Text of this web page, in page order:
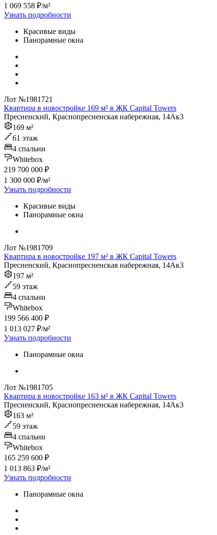
1 069 558 ₽/м²
Узнать подробности
Красивые виды
Панорамные окна
Лот №1981721
Квартира в новостройке 169 м² в ЖК Capital Towers
Пресненский, Краснопресненская набережная, 14Ак3
169 м²
61 этаж
4 спальни
Whitebox
219 700 000 ₽
1 300 000 ₽/м²
Узнать подробности
Красивые виды
Панорамные окна
Лот №1981709
Квартира в новостройке 197 м² в ЖК Capital Towers
Пресненский, Краснопресненская набережная, 14Ак3
197 м²
59 этаж
4 спальни
Whitebox
199 566 400 ₽
1 013 027 ₽/м²
Узнать подробности
Панорамные окна
Лот №1981705
Квартира в новостройке 163 м² в ЖК Capital Towers
Пресненский, Краснопресненская набережная, 14Ак3
163 м²
59 этаж
4 спальни
Whitebox
165 259 600 ₽
1 013 863 ₽/м²
Узнать подробности
Панорамные окна